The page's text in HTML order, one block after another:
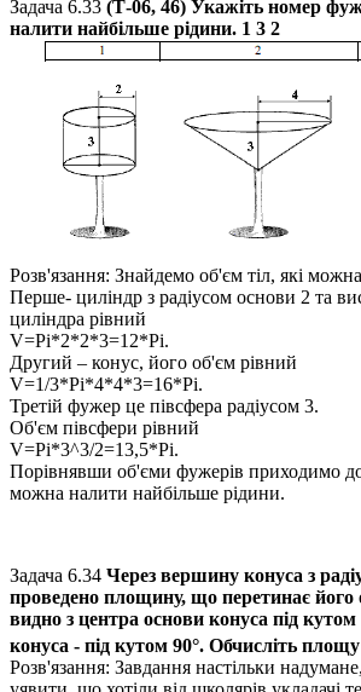
Задача 6.33 (Т-06, 46) Укажіть номер
налити найбільше рідини. 1 3 2
Розв'язання: Знайдемо об'єм тіл, які
Перше- циліндр з радіусом основи 2 та
циліндра рівний
V=Pi*2*2*3=12*Pi.
Другий – конус, його об'єм рівний
V=1/3*Pi*4*4*3=16*Pi.
Третій фужер це півсфера радіусом 3.
Об'єм півсфери рівний
V=Pi*3^3/2=13,5*Pi.
Порівнявши об'єми фужерів приходимо
можна налити найбільше рідини.
Задача 6.34 Через вершину конуса з
проведено площину, що перетинає його
видно з центра основи конуса під кутом
конуса - під кутом 90°. Обчисліть площу
Розв'язання: Завдання настільки